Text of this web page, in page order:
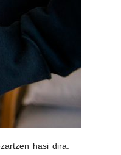
hasi dira.